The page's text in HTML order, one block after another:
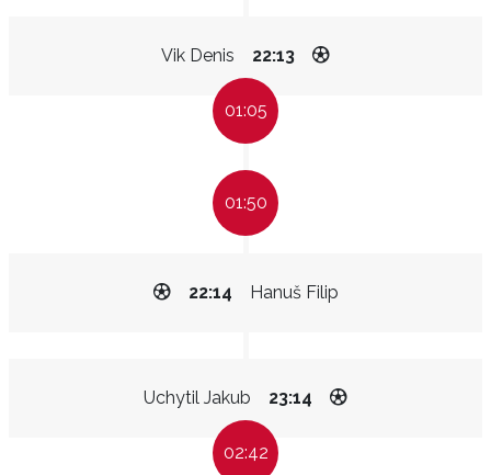
Vik Denis 22:13
01:05
01:50
Hanuš Filip
22:14
Uchytil Jakub 23:14
02:42